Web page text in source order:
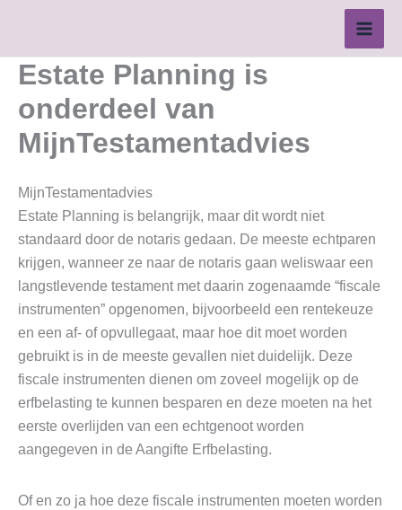
de
inhoudEstate Planning is
onderdeel van
MijnTestamentadvies
MijnTestamentadvies
Estate Planning is belangrijk, maar dit wordt niet
standaard door de notaris gedaan. De meeste echtparen
krijgen, wanneer ze naar de notaris gaan weliswaar een
langstlevende testament met daarin zogenaamde “fiscale
instrumenten” opgenomen, bijvoorbeeld een rentekeuze
en een af- of opvullegaat, maar hoe dit moet worden
gebruikt is in de meeste gevallen niet duidelijk. Deze
fiscale instrumenten dienen om zoveel mogelijk op de
erfbelasting te kunnen besparen en deze moeten na het
eerste overlijden van een echtgenoot worden
aangegeven in de Aangifte Erfbelasting.
Of en zo ja hoe deze fiscale instrumenten moeten worden